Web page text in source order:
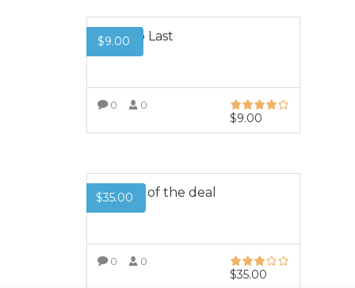
$9.00
Built to Last
0 0
$9.00
$35.00
The art of the deal
0 0
$35.00